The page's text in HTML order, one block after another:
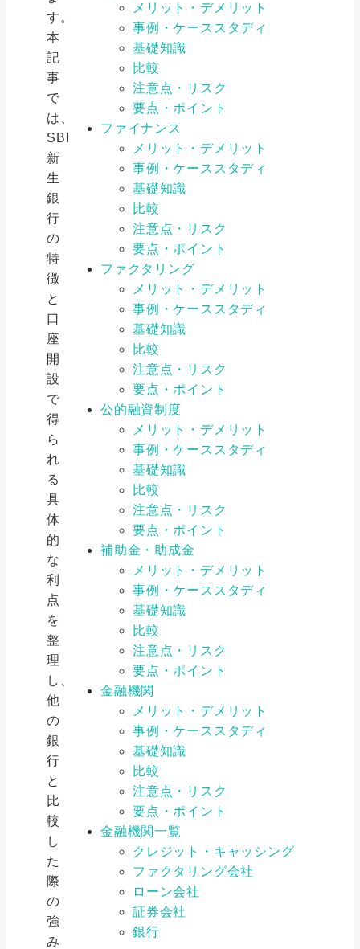
す。
本
記
事
で
は、
SBI
新
生
銀
行
の
特
徴
と
口
座
開
設
で
得
ら
れ
る
具
体
的
な
利
点
を
整
理
し、
他
の
銀
行
と
比
較
し
た
際
の
強
み
メリット・デメリット
事例・ケーススタディ
基礎知識
比較
注意点・リスク
要点・ポイント
ファイナンス
メリット・デメリット
事例・ケーススタディ
基礎知識
比較
注意点・リスク
要点・ポイント
ファクタリング
メリット・デメリット
事例・ケーススタディ
基礎知識
比較
注意点・リスク
要点・ポイント
公的融資制度
メリット・デメリット
事例・ケーススタディ
基礎知識
比較
注意点・リスク
要点・ポイント
補助金・助成金
メリット・デメリット
事例・ケーススタディ
基礎知識
比較
注意点・リスク
要点・ポイント
金融機関
メリット・デメリット
事例・ケーススタディ
基礎知識
比較
注意点・リスク
要点・ポイント
金融機関一覧
クレジット・キャッシング
ファクタリング会社
ローン会社
証券会社
銀行